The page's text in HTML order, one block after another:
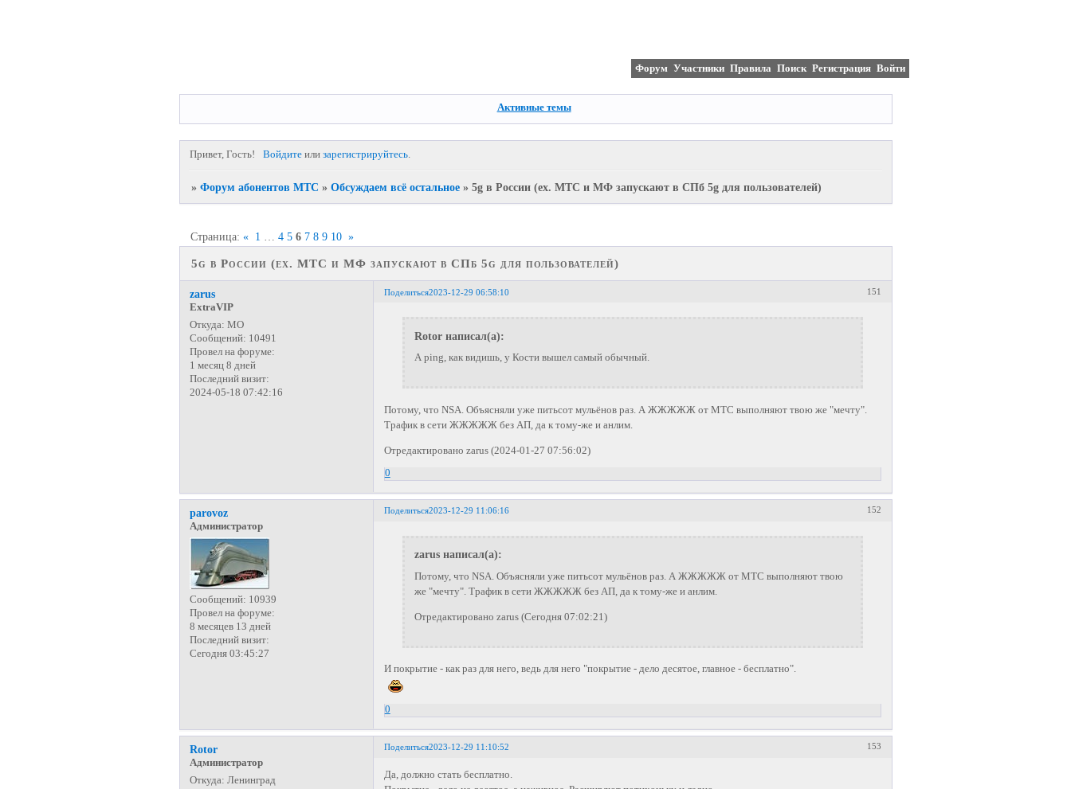
Форум Участники Правила Поиск Регистрация Войти
Активные темы
Привет, Гость! Войдитеили зарегистрируйтесь.
» Форум абонентов МТС » Обсуждаем всё остальное » 5g в России (ех. МТС и МФ запускают в СПб 5g для пользователей)
5g в России (ех. МТС и МФ запускают в СПб 5g для пользователей)
Страница: « 1 4 5 6 7 8 9 10 »
Поделиться 151
2023-12-29 06:58:10
zarus
ExtraVIP
Откуда: МО
Сообщений: 10491
Провел на форуме:
1 месяц 8 дней
Последний визит:
2024-05-18 07:42:16
Rotor написал(а):
А ping, как видишь, у Кости вышел самый обычный.
Потому, что NSA. Объясняли уже питьсот мульёнов раз. А ЖЖЖЖЖ от МТС выполняют твою же "мечту".
Трафик в сети ЖЖЖЖЖ без АП, да к тому-же и анлим.
Отредактировано zarus (2024-01-27 07:56:02)
0
Поделиться 152
2023-12-29 11:06:16
parovoz
Администратор
Сообщений: 10939
Провел на форуме:
8 месяцев 13 дней
Последний визит:
Сегодня 03:45:27
zarus написал(а):
Потому, что NSA. Объясняли уже питьсот мульёнов раз. А ЖЖЖЖЖ от МТС выполняют твою
же "мечту". Трафик в сети ЖЖЖЖЖ без АП, да к тому-же и анлим.
Отредактировано zarus (Сегодня 07:02:21)
И покрытие - как раз для него, ведь для него "покрытие - дело десятое, главное - бесплатно".
0
Поделиться 153
2023-12-29 11:10:52
Rotor
Администратор
Откуда: Ленинград
Да, должно стать бесплатно.